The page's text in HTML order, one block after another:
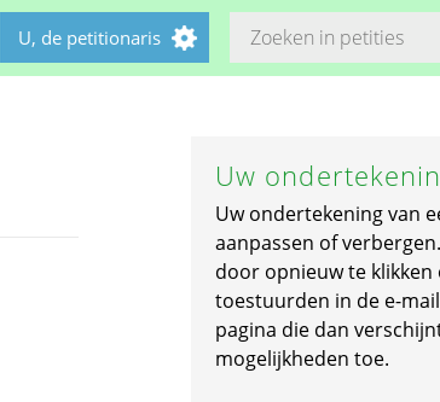
U, de petitionaris
Uw
Uw ondertekening van
aanpassen of
door opnieuw te klikken
toestuurden in de e-
pagina die dan
mogelijkheden toe.